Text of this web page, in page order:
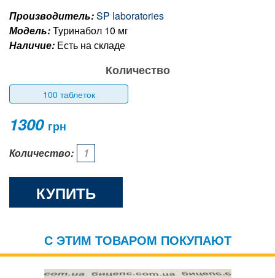
Производитель:SP laboratories
Модель:Туринабол 10 мг
Наличие: Есть на складе
Количество
100 таблеток
1300 грн
Количество:
КУПИТЬ
С ЭТИМ ТОВАРОМ ПОКУПАЮТ